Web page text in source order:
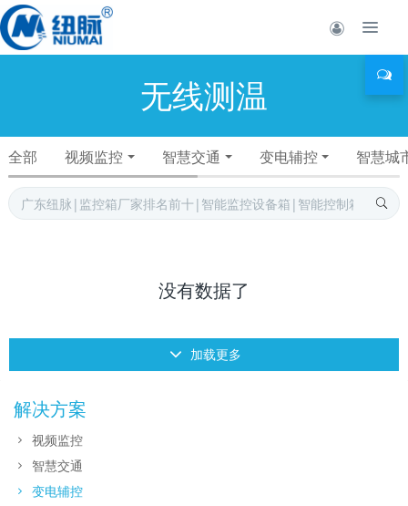
无线测温
全部 视频监控 智慧交通 变电辅控 智慧城
没有数据了
加载更多
解决方案
视频监控
智慧交通
变电辅控